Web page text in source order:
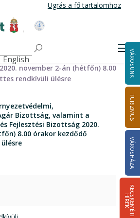
Ugrás a fő tartalomhoz
Honlapja
English VÁROSUNK
TURIZMUS
VÁROSHÁZA
K
E
C
S
K
E
M
É
T
I
HÍ
R
E
K
Városrendezési és
a Városüzemeltetési és
november 2-án (hétfőn) 8.00
rendkívüli ülésre
Bizottság, valamint a
Fejlesztési Bizottság 2020.
8.00 órakor kezdődő